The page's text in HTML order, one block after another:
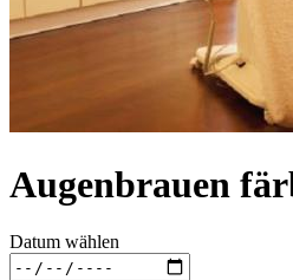
Augenbrauen
Datum wählen